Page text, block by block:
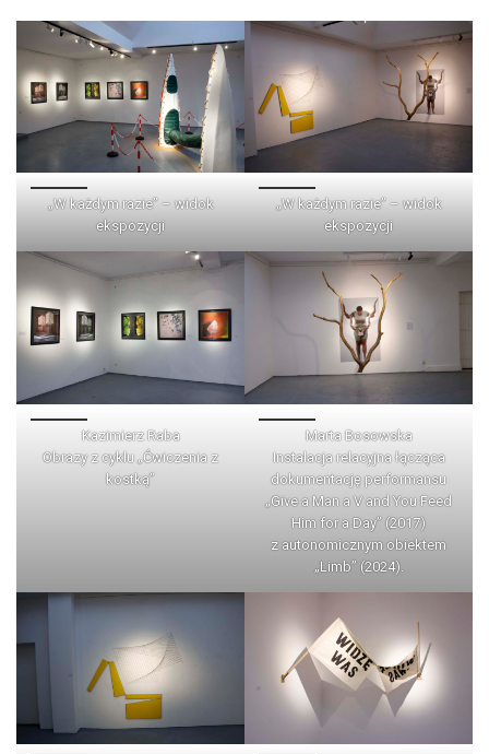
„W każdym razie” – widok
ekspozycji
„W każdym razie” – widok
ekspozycji
Kazimierz Raba
Obrazy z cyklu „Ćwiczenia z
kostką”
Marta Bosowska
Instalacja relacyjna łącząca
dokumentację performansu
„Give a Man a V and You Feed
Him for a Day” (2017)
z autonomicznym obiektem
„Limb” (2024).